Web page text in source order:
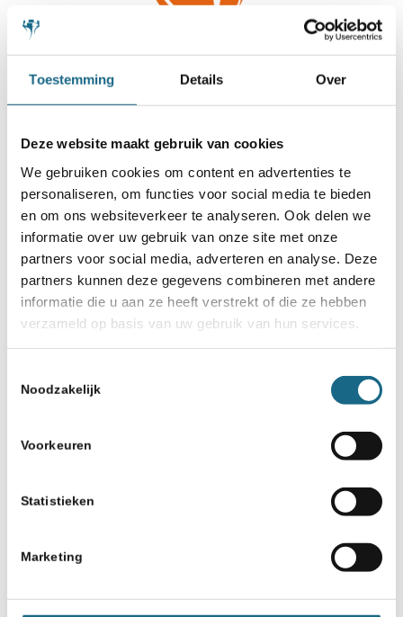
Toestemming Details Over
Deze website maakt gebruik van cookies
We gebruiken cookies om content en advertenties te
personaliseren, om functies voor social media te bieden
en om ons websiteverkeer te analyseren. Ook delen we
informatie over uw gebruik van onze site met onze
partners voor social media, adverteren en analyse. Deze
partners kunnen deze gegevens combineren met andere
informatie die u aan ze heeft verstrekt of die ze hebben
verzameld op basis van uw gebruik van hun services.
Noodzakelijk
Voorkeuren
Statistieken
Marketing